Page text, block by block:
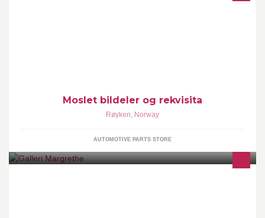
Moslet bildeler og rekvisita
Røyken, Norway
AUTOMOTIVE PARTS STORE